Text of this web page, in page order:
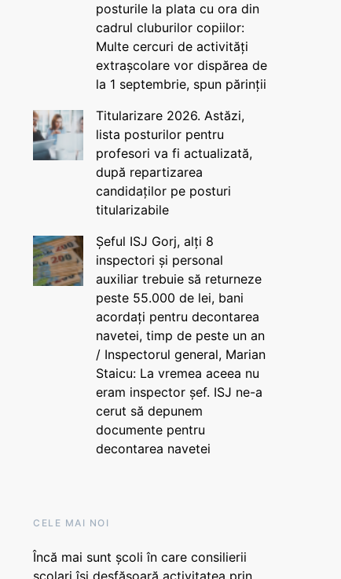
posturile la plata cu ora din
cadrul cluburilor copiilor:
Multe cercuri de activități
extrașcolare vor dispărea de
la 1 septembrie, spun părinții
Titularizare 2026. Astăzi,
lista posturilor pentru
profesori va fi actualizată,
după repartizarea
candidaților pe posturi
titularizabile
Șeful ISJ Gorj, alți 8
inspectori și personal
auxiliar trebuie să returneze
peste 55.000 de lei, bani
acordați pentru decontarea
navetei, timp de peste un an
/ Inspectorul general, Marian
Staicu: La vremea aceea nu
eram inspector șef. ISJ ne-a
cerut să depunem
documente pentru
decontarea navetei
CELE MAI NOI
Încă mai sunt școli în care consilierii
școlari își desfășoară activitatea prin